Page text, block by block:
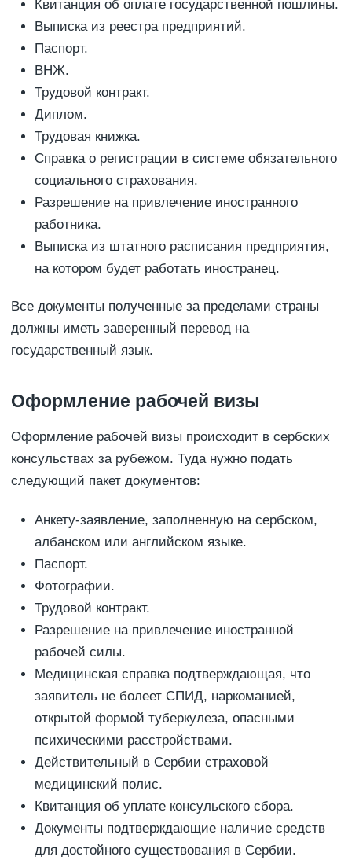
Квитанция об оплате государственной пошлины.
Выписка из реестра предприятий.
Паспорт.
ВНЖ.
Трудовой контракт.
Диплом.
Трудовая книжка.
Справка о регистрации в системе обязательного
социального страхования.
Разрешение на привлечение иностранного
работника.
Выписка из штатного расписания предприятия,
на котором будет работать иностранец.
Все документы полученные за пределами страны
должны иметь заверенный перевод на
государственный язык.
Оформление рабочей визы
Оформление рабочей визы происходит в сербских
консульствах за рубежом. Туда нужно подать
следующий пакет документов:
Анкету-заявление, заполненную на сербском,
албанском или английском языке.
Паспорт.
Фотографии.
Трудовой контракт.
Разрешение на привлечение иностранной
рабочей силы.
Медицинская справка подтверждающая, что
заявитель не болеет СПИД, наркоманией,
открытой формой туберкулеза, опасными
психическими расстройствами.
Действительный в Сербии страховой
медицинский полис.
Квитанция об уплате консульского сбора.
Документы подтверждающие наличие средств
для достойного существования в Сербии.